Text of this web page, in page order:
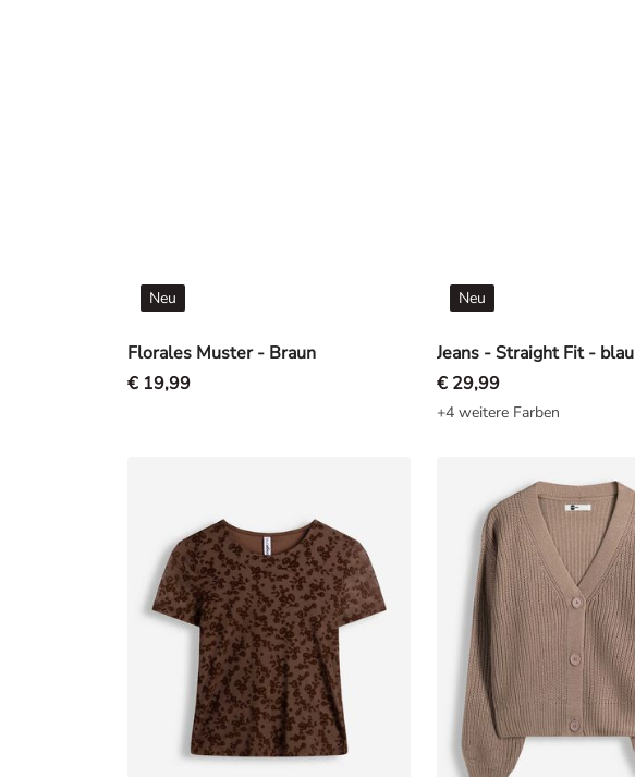
Florales Muster - Braun
Neu
€ 19,99
Jeans - Straight Fit - blau
Neu
€ 29,99
+4 weitere Farben